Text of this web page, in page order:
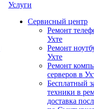
Услуги
Сервисный центр
Ремонт
Ухте
Ремонт
Ухте
Ремонт
серверов в
Бесплатный
техники в
доставка